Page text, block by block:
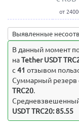
от
Выявленные
В данный момент
наTether USDT
с41 отзывом
Суммарный резерв
TRC20.
USDT TRC20: 85.55